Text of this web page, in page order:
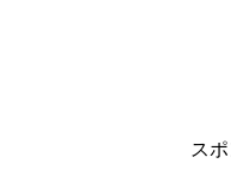
ス